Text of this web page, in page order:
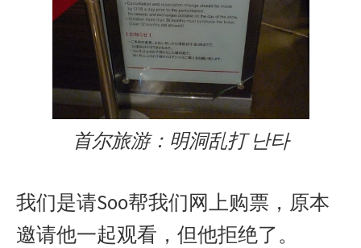
首尔旅游：明洞乱打 난타
我们是请Soo帮我们网上购票，原本
邀请他一起观看，但他拒绝了。